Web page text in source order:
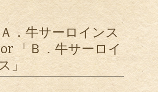
．牛サーロインス
「Ｂ．牛サーロイ
」